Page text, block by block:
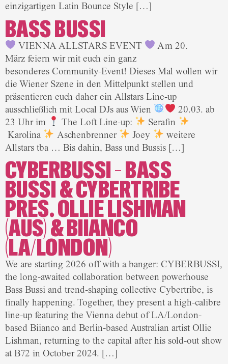
einzigartigen Latin Bounce Style […]
BASS BUSSI
VIENNA ALLSTARS EVENT
Am 20.
März feiern wir mit euch ein ganz
besonderes Community-Event! Dieses Mal wollen wir
die Wiener Szene in den Mittelpunkt stellen und
präsentieren euch daher ein Allstars Line-up
ausschließlich mit Local DJs aus Wien
20.03. ab
23 Uhr im
The Loft Line-up:
Serafin
Karolina
Aschenbrenner Joey
weitere
Allstars tba … Bis dahin, Bass und Bussis […]
CYBERBUSSI – BASS
BUSSI & CYBERTRIBE
PRES. OLLIE LISHMAN
(AUS) & BIIANCO
(LA/LONDON)
We are starting 2026 off with a banger: CYBERBUSSI,
the long-awaited collaboration between powerhouse
Bass Bussi and trend-shaping collective Cybertribe, is
finally happening. Together, they present a high-calibre
line-up featuring the Vienna debut of LA/London-
based Biianco and Berlin-based Australian artist Ollie
Lishman, returning to the capital after his sold-out show
at B72 in October 2024. […]